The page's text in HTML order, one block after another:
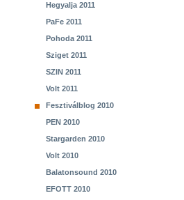
Hegyalja 2011
PaFe 2011
Pohoda 2011
Sziget 2011
SZIN 2011
Volt 2011
Fesztiválblog 2010
PEN 2010
Stargarden 2010
Volt 2010
Balatonsound 2010
EFOTT 2010